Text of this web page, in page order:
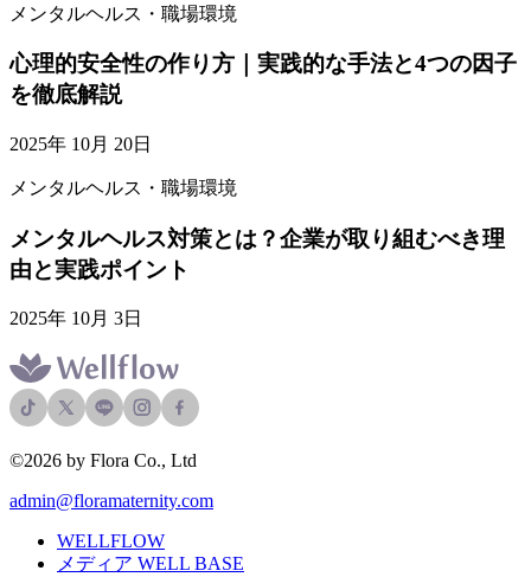
メンタルヘルス・職場環境
心理的安全性の作り方｜実践的な手法と4つの因子
を徹底解説
2025年 10月 20日
メンタルヘルス・職場環境
メンタルヘルス対策とは？企業が取り組むべき理
由と実践ポイント
2025年 10月 3日
©2026 by Flora Co., Ltd
admin@floramaternity.com
WELLFLOW
メディア WELL BASE